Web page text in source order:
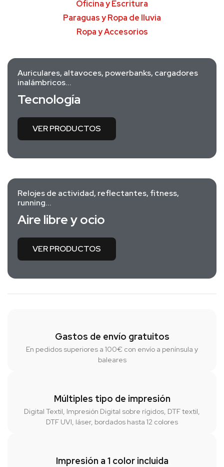
Oficina y Escritura
Paraguas y Ropa de lluvia
Ropa y Accesorios
Auriculares, altavoces, powerbanks, cargadores
inalámbricos...
Tecnología
VER PRODUCTOS
Relojes de actividad, reflectantes, fitness,
running...
Aire libre y ocio
VER PRODUCTOS
Gastos de envío gratuitos
En pedidos superiores a 100€ con envío a península y
baleares
Múltiples tipo de impresión
Digital Textil, Impresión Digital sobre rígidos, DTF textil,
DTF UVI, láser, bordados hasta 12 colores
Impresión a 1 color incluida